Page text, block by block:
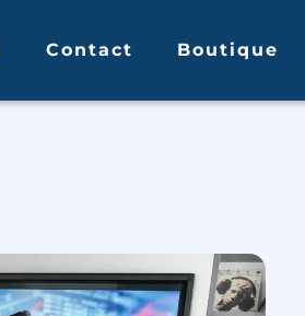
Contact Boutique